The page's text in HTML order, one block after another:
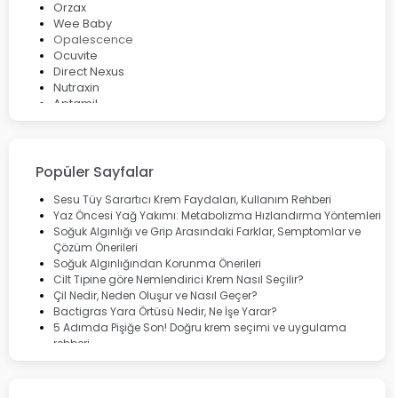
Orzax
Wee Baby
Opalescence
Ocuvite
Direct Nexus
Nutraxin
Aptamil
Lansinoh
Cebrolux
Dermoskin
Marvis
Rcfarma
Popüler Sayfalar
Sesu Tüy Sarartıcı Krem Faydaları, Kullanım Rehberi
Yaz Öncesi Yağ Yakımı: Metabolizma Hızlandırma Yöntemleri
Soğuk Algınlığı ve Grip Arasındaki Farklar, Semptomlar ve
Çözüm Önerileri
Soğuk Algınlığından Korunma Önerileri
Cilt Tipine göre Nemlendirici Krem Nasıl Seçilir?
Çil Nedir, Neden Oluşur ve Nasıl Geçer?
Bactigras Yara Örtüsü Nedir, Ne İşe Yarar?
5 Adımda Pişiğe Son! Doğru krem seçimi ve uygulama
rehberi